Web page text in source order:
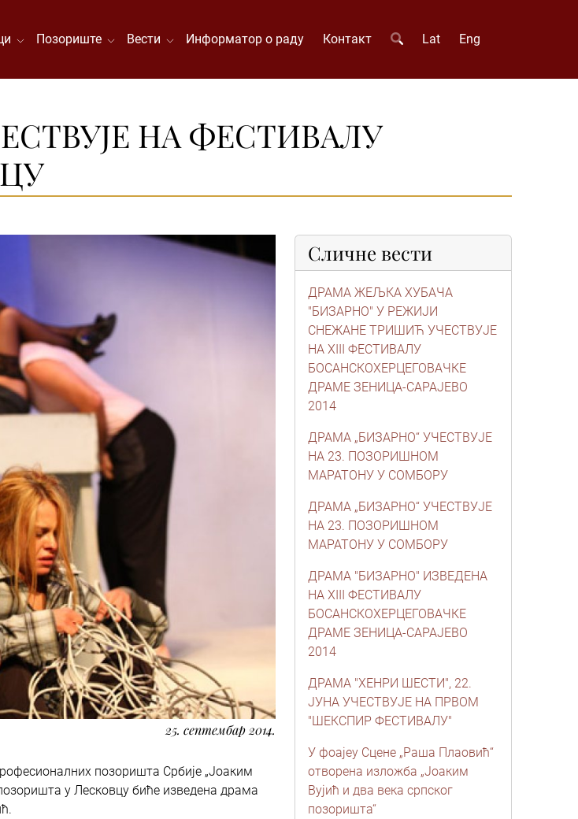
Позориште Вести Информатор о раду Контакт Lat Eng
НА ФЕСТИВАЛУ
25. септембар 2014.
позоришта Србије „Јоаким
у Лесковцу биће изведена драма
Сличне вести
ДРАМА ЖЕЉКА ХУБАЧА
"БИЗАРНО" У РЕЖИЈИ
СНЕЖАНЕ ТРИШИЋ УЧЕСТВУЈЕ
НА XIII ФЕСТИВАЛУ
БОСАНСКОХЕРЦЕГОВАЧКЕ
ДРАМЕ ЗЕНИЦА-САРАЈЕВО
2014
ДРАМА „БИЗАРНО“ УЧЕСТВУЈЕ
НА 23. ПОЗОРИШНОМ
МАРАТОНУ У СОМБОРУ
ДРАМА „БИЗАРНО“ УЧЕСТВУЈЕ
НА 23. ПОЗОРИШНОМ
МАРАТОНУ У СОМБОРУ
ДРАМА "БИЗАРНО" ИЗВЕДЕНА
НА XIII ФЕСТИВАЛУ
БОСАНСКОХЕРЦЕГОВАЧКЕ
ДРАМЕ ЗЕНИЦА-САРАЈЕВО
2014
ДРАМА "ХЕНРИ ШЕСТИ", 22.
ЈУНА УЧЕСТВУЈЕ НА ПРВОМ
"ШЕКСПИР ФЕСТИВАЛУ"
У фоајеу Сцене „Раша Плаовић“
отворена изложба „Јоаким
Вујић и два века српског
позоришта“